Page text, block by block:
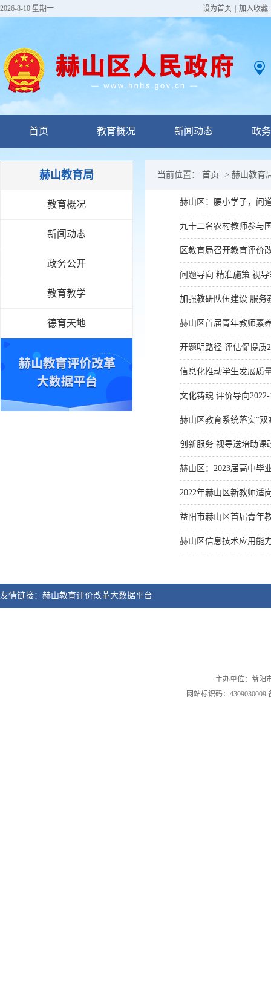
2026-8-10 星期一 设为首页 加入收藏
首页 教育概况 新闻动态 政
赫山教育局
教育概况
新闻动态
政务公开
教育教学
德育天地
当前位置： 首页 > 赫山教育
赫山区：腰小学子，问
九十二名农村教师参与
区教育局召开教育评价
问题导向 精准施策 视导
加强教研队伍建设 服务
赫山区首届青年教师素
开题明路径 评估促提质
信息化推动学生发展质
文化铸魂 评价导向
赫山区教育系统落实“
创新服务 视导送培助课
赫山区：2023届高中毕
2022年赫山区新教师适
益阳市赫山区首届青年
赫山区信息技术应用能
友情链接： 赫山教育评价改革大数据平台
主办单位：益阳
网站标识码：4309030009